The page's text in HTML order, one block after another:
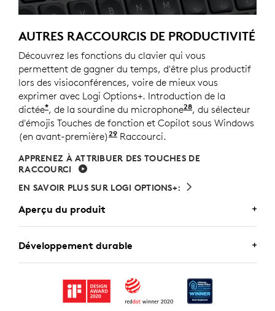
AUTRES RACCOURCIS DE PRODUCTIVITÉ
Découvrez les fonctions du clavier qui vous
permettent de gagner du temps, d'être plus productif
lors des visioconférences, voire de mieux vous
exprimer avec Logi Options+. Introduction de la
dictée*, de la sourdine du microphone28Nécessite
, du sélecteur
d'émojis Touches de fonction et Copilot sous Windows
(en avant-première)29 Copilot sous Windows (en
Raccourci.
APPRENEZ À ATTRIBUER DES TOUCHES DE
RACCOURCI
EN SAVOIR PLUS SUR LOGI OPTIONS+:
Aperçu du produit
MX KEYS FOR BUSINESS
chaque action pour chaque flux de travail spécifique.
Développement durable
UN CHOIX DURABLE
Logitech s’engage à créer un monde plus durable.